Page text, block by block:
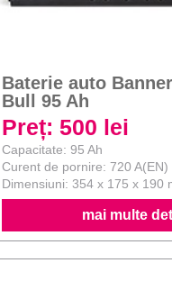
Baterie auto
Bull 95 Ah
Preț: 500 lei
Capacitate: 95 Ah
Curent de pornire: 720 A(EN)
Dimensiuni: 354 x 175 x 190
mai multe